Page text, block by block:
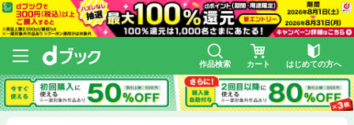
作品検索 カート はじめての方へ